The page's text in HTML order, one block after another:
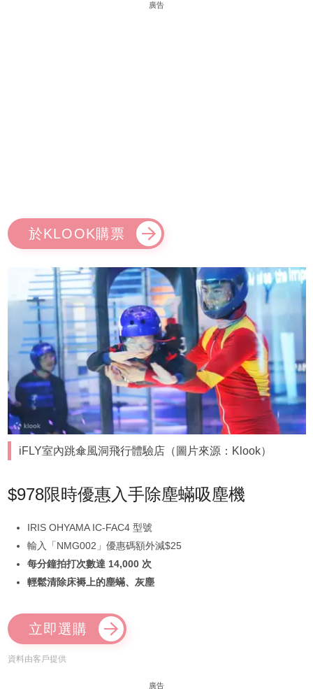
廣告
於KLOOK購票
iFLY室內跳傘風洞飛行體驗店（圖片來源：Klook）
$978限時優惠入手除塵蟎吸塵機
IRIS OHYAMA IC-FAC4 型號
輸入「NMG002」優惠碼額外減$25
每分鐘拍打次數達 14,000 次
輕鬆清除床褥上的塵蟎、灰塵
立即選購
資料由客戶提供
廣告